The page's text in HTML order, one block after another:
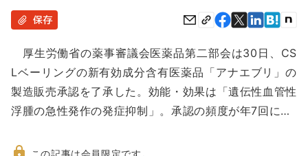
ツ
に
動
保存
厚生労働省の薬事審議会医薬品第二部会は30日、CS
Lベーリングの新有効成分含有医薬品「アナエブリ」の
製造販売承認を了承した。効能・効果は「遺伝性血管性
浮腫の急性発作の発症抑制」。承認の頻度が年7回に…
この記事は会員限定です。